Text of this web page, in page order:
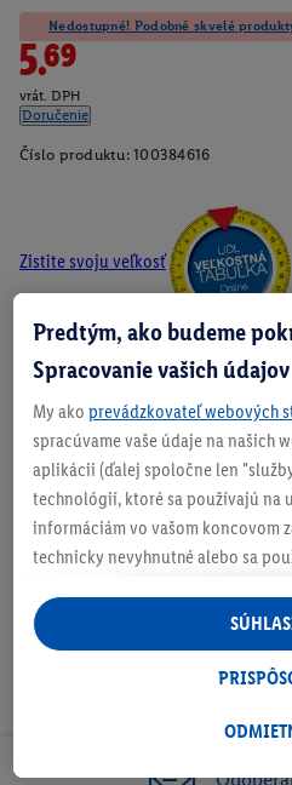
Nedostupné! Podobné skvelé
5.69
vrát. DPH
Doručenie
Číslo produktu: 100384616
Zistite svoju veľkosť
Podrobnosti o bezpečnosti
Predtým, ako budeme
Spracovanie vašich údajov
My ako prevádzkovateľ webových
spracúvame vaše údaje na našich
aplikácii (ďalej spoločne len
technológií, ktoré sa používajú na
informáciám vo vašom koncovom
technicky nevyhnutné alebo sa
personalizovanú reklamu v rámci
ste účastníkom programu Lidl
aj údaje z vášho nákupného
následne si vytvoríte účet Lidl